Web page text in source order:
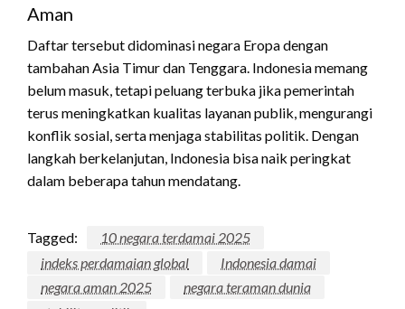
Aman
Daftar tersebut didominasi negara Eropa dengan
tambahan Asia Timur dan Tenggara. Indonesia memang
belum masuk, tetapi peluang terbuka jika pemerintah
terus meningkatkan kualitas layanan publik, mengurangi
konflik sosial, serta menjaga stabilitas politik. Dengan
langkah berkelanjutan, Indonesia bisa naik peringkat
dalam beberapa tahun mendatang.
Tagged:
10 negara terdamai 2025
indeks perdamaian global
Indonesia damai
negara aman 2025
negara teraman dunia